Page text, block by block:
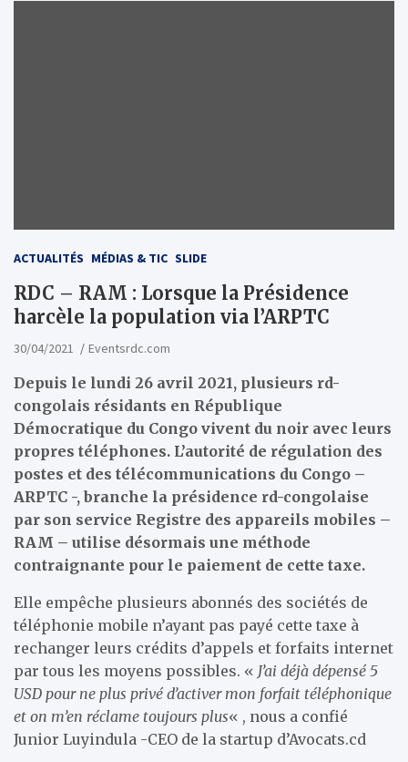
ACTUALITÉS MÉDIAS & TIC SLIDE
RDC – RAM : Lorsque la Présidence
harcèle la population via l’ARPTC
30/04/2021 Eventsrdc.com
Depuis le lundi 26 avril 2021, plusieurs rd-
congolais résidants en République
Démocratique du Congo vivent du noir avec leurs
propres téléphones. L’autorité de régulation des
postes et des télécommunications du Congo –
ARPTC -, branche la présidence rd-congolaise
par son service Registre des appareils mobiles –
RAM – utilise désormais une méthode
contraignante pour le paiement de cette taxe.
Elle empêche plusieurs abonnés des sociétés de
téléphonie mobile n’ayant pas payé cette taxe à
rechanger leurs crédits d’appels et forfaits internet
par tous les moyens possibles. « J’ai déjà dépensé 5
USD pour ne plus privé d’activer mon forfait téléphonique
et on m’en réclame toujours plus« , nous a confié
Junior Luyindula -CEO de la startup d’Avocats.cd